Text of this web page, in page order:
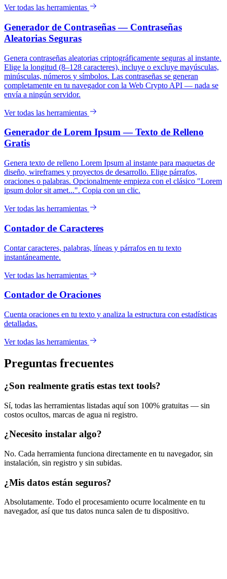
Ver todas las herramientas
Generador de Contraseñas — Contraseñas
Aleatorias Seguras
Genera contraseñas aleatorias criptográficamente seguras al instante.
Elige la longitud (8–128 caracteres), incluye o excluye mayúsculas,
minúsculas, números y símbolos. Las contraseñas se generan
completamente en tu navegador con la Web Crypto API — nada se
envía a ningún servidor.
Ver todas las herramientas
Generador de Lorem Ipsum — Texto de Relleno
Gratis
Genera texto de relleno Lorem Ipsum al instante para maquetas de
diseño, wireframes y proyectos de desarrollo. Elige párrafos,
oraciones o palabras. Opcionalmente empieza con el clásico "Lorem
ipsum dolor sit amet...". Copia con un clic.
Ver todas las herramientas
Contador de Caracteres
Contar caracteres, palabras, líneas y párrafos en tu texto
instantáneamente.
Ver todas las herramientas
Contador de Oraciones
Cuenta oraciones en tu texto y analiza la estructura con estadísticas
detalladas.
Ver todas las herramientas
Preguntas frecuentes
¿Son realmente gratis estas text tools?
Sí, todas las herramientas listadas aquí son 100% gratuitas — sin
costos ocultos, marcas de agua ni registro.
¿Necesito instalar algo?
No. Cada herramienta funciona directamente en tu navegador, sin
instalación, sin registro y sin subidas.
¿Mis datos están seguros?
Absolutamente. Todo el procesamiento ocurre localmente en tu
navegador, así que tus datos nunca salen de tu dispositivo.